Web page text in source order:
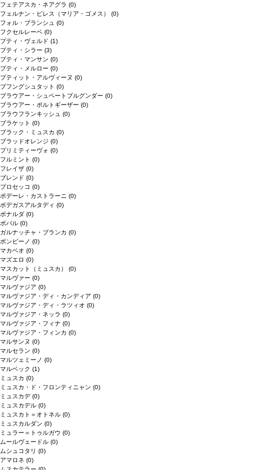
フェテアスカ・ネアグラ (0)
フェルナン・ピレス（マリア・ゴメス） (0)
フォル・ブランシュ (0)
フクセルレーベ (0)
プティ・ヴェルド (1)
プティ・シラー (3)
プティ・マンサン (0)
プティ・メルロー (0)
プティット・アルヴィーヌ (0)
プフングシュタット (0)
ブラウアー・シュペートブルグンダー (0)
ブラウアー・ポルトギーザー (0)
ブラウフランキッシュ (0)
ブラケット (0)
ブラック・ミュスカ (0)
ブラッドオレンジ (0)
プリミティーヴォ (0)
フルミント (0)
フレイザ (0)
ブレンド (0)
プロセッコ (0)
ポデーレ・カストラーニ (0)
ボデガスアルタディ (0)
ボナルダ (0)
ボバル (0)
ガルナッチャ・ブランカ (0)
ボンビーノ (0)
マカベオ (0)
マズエロ (0)
マスカット（ミュスカ） (0)
マルヴァー (0)
マルヴァジア (0)
マルヴァジア・ディ・カンディア (0)
マルヴァジア・ディ・ラツィオ (0)
マルヴァジア・ネッラ (0)
マルヴァジア・フィナ (0)
マルヴァジア・フィンカ (0)
マルサンヌ (0)
マルセラン (0)
マルツェミーノ (0)
マルベック (1)
ミュスカ (0)
ミュスカ・ド・フロンティニャン (0)
ミュスカデ(0)
ミュスカデル (0)
ミュスカト＝オトネル (0)
ミュスカルダン (0)
ミュラー＝トゥルガウ (0)
ムールヴェードル (0)
ムシュコタリ (0)
アマロネ (0)